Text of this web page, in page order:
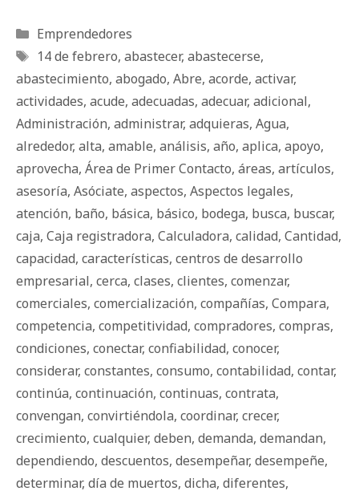
Categorías
Emprendedores
Etiquetas
14 de febrero, abastecer, abastecerse,
abastecimiento, abogado, Abre, acorde, activar,
actividades, acude, adecuadas, adecuar, adicional,
Administración, administrar, adquieras, Agua,
alrededor, alta, amable, análisis, año, aplica, apoyo,
aprovecha, Área de Primer Contacto, áreas, artículos,
asesoría, Asóciate, aspectos, Aspectos legales,
atención, baño, básica, básico, bodega, busca, buscar,
caja, Caja registradora, Calculadora, calidad, Cantidad,
capacidad, características, centros de desarrollo
empresarial, cerca, clases, clientes, comenzar,
comerciales, comercialización, compañías, Compara,
competencia, competitividad, compradores, compras,
condiciones, conectar, confiabilidad, conocer,
considerar, constantes, consumo, contabilidad, contar,
continúa, continuación, continuas, contrata,
convengan, convirtiéndola, coordinar, crecer,
crecimiento, cualquier, deben, demanda, demandan,
dependiendo, descuentos, desempeñar, desempeñe,
determinar, día de muertos, dicha, diferentes,